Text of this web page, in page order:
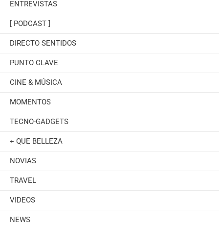
ENTREVISTAS
[ PODCAST ]
DIRECTO SENTIDOS
PUNTO CLAVE
CINE & MÚSICA
MOMENTOS
TECNO-GADGETS
+ QUE BELLEZA
NOVIAS
TRAVEL
VIDEOS
NEWS